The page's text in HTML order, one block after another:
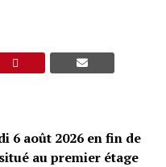
6 août 2026 en fin de
au premier étage